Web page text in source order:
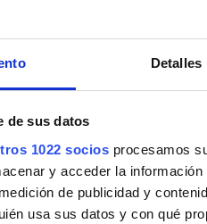
Detalles
de sus datos
1022 socios procesamos
y acceder la
de publicidad y
usa sus datos y con qué